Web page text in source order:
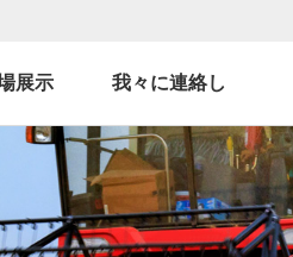
展示 我々に連絡し